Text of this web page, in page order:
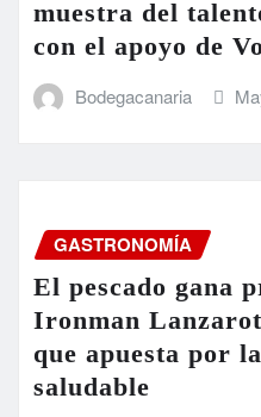
muestra del
con el apoyo de
Bodegacanaria
GASTRONOMÍA
El pescado gana
Ironman
que apuesta por
saludable